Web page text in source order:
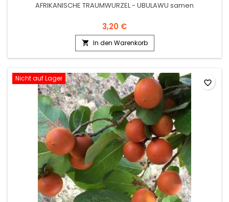
AFRIKANISCHE TRAUMWURZEL - UBULAWU samen
3,20 €
 In den Warenkorb
Nicht auf Lager favorite_border